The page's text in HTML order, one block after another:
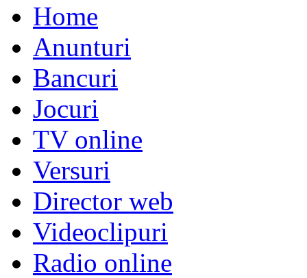
Home
Anunturi
Bancuri
Jocuri
TV online
Versuri
Director web
Videoclipuri
Radio online